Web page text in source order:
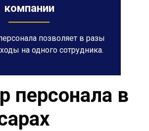
компании
позволяет в разы
на одного сотрудника.
персонала в